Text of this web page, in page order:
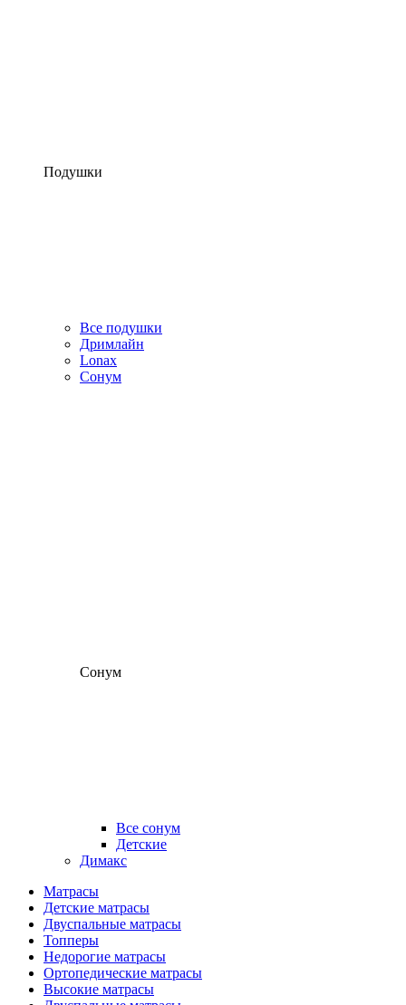
Подушки
Все подушки
Дримлайн
Lonax
Сонум
Сонум
Все сонум
Детские
Димакс
Матрасы
Детские матрасы
Двуспальные матрасы
Топперы
Недорогие матрасы
Ортопедические матрасы
Высокие матрасы